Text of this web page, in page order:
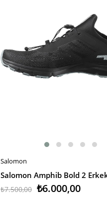
SEPETE EKLE
Salomon
₺6.000,00
₺7.500,00